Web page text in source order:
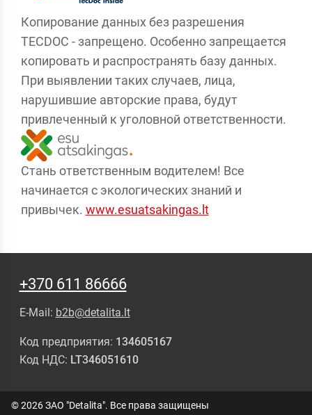
Копирование данных без разрешения
TECDOC - запрещено. Особенно запрещается
копировать и распространять базу данных.
При выявлении таких случаев, лица,
нарушившие авторские права, будут
привлеченный к уголовной ответственности.
Стань ответственным водителем! Все
начинается с экологических знаний и
привычек. www.esuatsakingas.lt
+370 611 86666
E-Mail: b2b@detalita.lt
Код предприятия: 134605167
Код НДС: LT346051610
© 2026 ЗАО "Detalita". Все права защищены